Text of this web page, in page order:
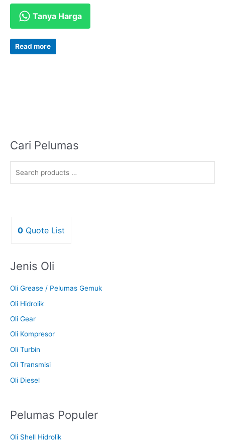
Tanya Harga
Read more
Cari Pelumas
0 Quote List
Jenis Oli
Oli Grease / Pelumas Gemuk
Oli Hidrolik
Oli Gear
Oli Kompresor
Oli Turbin
Oli Transmisi
Oli Diesel
Pelumas Populer
Oli Shell Hidrolik